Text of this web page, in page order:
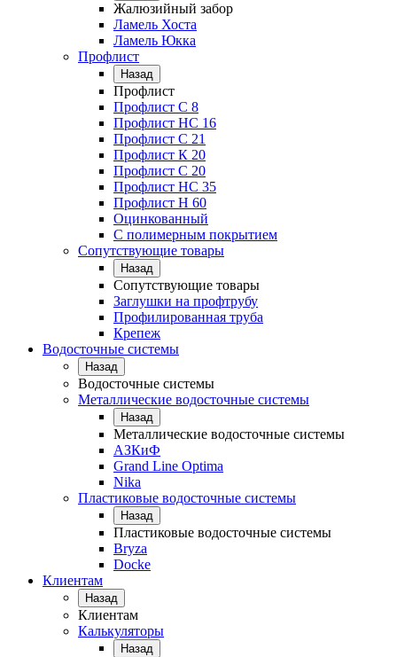
Жалюзийный забор
Ламель Хоста
Ламель Юкка
Профлист
Назад
Профлист
Профлист С 8
Профлист НС 16
Профлист C 21
Профлист К 20
Профлист С 20
Профлист НС 35
Профлист Н 60
Оцинкованный
С полимерным покрытием
Сопутствующие товары
Назад
Сопутствующие товары
Заглушки на профтрубу
Профилированная труба
Крепеж
Водосточные системы
Назад
Водосточные системы
Металлические водосточные системы
Назад
Металлические водосточные системы
АЗКиФ
Grand Line Optima
Nika
Пластиковые водосточные системы
Назад
Пластиковые водосточные системы
Bryza
Docke
Клиентам
Назад
Клиентам
Калькуляторы
Назад